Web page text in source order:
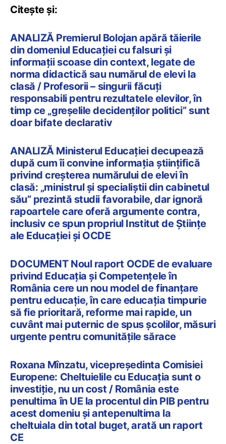
Citește și:
ANALIZĂ Premierul Bolojan apără tăierile
din domeniul Educației cu falsuri și
informații scoase din context, legate de
norma didactică sau numărul de elevi la
clasă / Profesorii – singurii făcuți
responsabili pentru rezultatele elevilor, în
timp ce „greșelile decidenților politici” sunt
doar bifate declarativ
ANALIZĂ Ministerul Educației decupează
după cum îi convine informația științifică
privind creșterea numărului de elevi în
clasă: „ministrul și specialiștii din cabinetul
său” prezintă studii favorabile, dar ignoră
rapoartele care oferă argumente contra,
inclusiv ce spun propriul Institut de Științe
ale Educației și OCDE
DOCUMENT Noul raport OCDE de evaluare
privind Educația și Competențele în
România cere un nou model de finanțare
pentru educație, în care educația timpurie
să fie prioritară, reforme mai rapide, un
cuvânt mai puternic de spus școlilor, măsuri
urgente pentru comunitățile sărace
Roxana Mînzatu, vicepreședinta Comisiei
Europene: Cheltuielile cu Educația sunt o
investiție, nu un cost / România este
penultima în UE la procentul din PIB pentru
acest domeniu și antepenultima la
cheltuiala din total buget, arată un raport
CE